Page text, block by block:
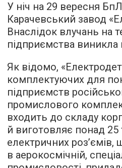
У ніч на 29 вересня
Карачевський завод
Внаслідок влучань на
підприємства
Як відомо,
комплектуючих для
підприємств
промислового
входить до складу
й виготовляє понад 25
електричних
в аерокосмічній,